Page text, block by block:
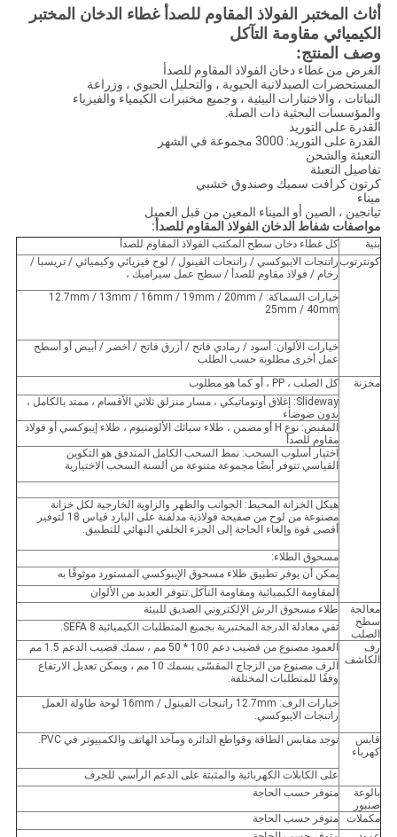
أثاث المختبر الفولاذ المقاوم للصدأ غطاء الدخان المختبر
الكيميائي مقاومة التآكل
وصف المنتج:
الغرض من غطاء دخان الفولاذ المقاوم للصدأ
المستحضرات الصيدلانية الحيوية ، والتحليل الحيوي ، وزراعة
النباتات ، والاختبارات البيئية ، وجميع مختبرات الكيمياء والفيزياء
والمؤسسات البحثية ذات الصلة.
القدرة على التوريد
القدرة على التوريد: 3000 مجموعة في الشهر
التعبئة والشحن
تفاصيل التعبئة
كرتون كرافت سميك وصندوق خشبي
ميناء
تيانجين ، الصين أو الميناء المعين من قبل العميل
مواصفات شفاط الدخان الفولاذ المقاوم للصدأ:
بنية
كل غطاء دخان سطح المكتب الفولاذ المقاوم للصدأ
كونترتوبراتنجات الايبوكسي / راتنجات الفينول / لوح فيزيائي وكيميائي / تريسبا /
رخام / فولاذ مقاوم للصدأ / سطح عمل سيراميك ،
خيارات السماكة: 12.7mm / 13mm / 16mm / 19mm / 20mm /
25mm / 40mm
خيارات الألوان: أسود / رمادي فاتح / أزرق فاتح / أخضر / أبيض أو أسطح
عمل أخرى مطلوبة حسب الطلب
مخزنة
كل الصلب ، PP ، أو كما هو مطلوب
Slideway: إغلاق أوتوماتيكي ، مسار منزلق ثلاثي الأقسام ، ممتد بالكامل ،
بدون ضوضاء
المقبض: نوع H أو مضمن ، طلاء سبائك الألومنيوم ، طلاء إيبوكسي أو فولاذ
مقاوم للصدأ
اختيار أسلوب السحب: نمط السحب الكامل المتدفق هو التكوين
القياسي.تتوفر أيضًا مجموعة متنوعة من ألسنة السحب الاختيارية
هيكل الخزانة المحيط: الجوانب والظهر والزاوية الخارجية لكل خزانة
مصنوعة من لوح من صفيحة فولاذية مدلفنة على البارد قياس 18 لتوفير
أقصى قوة وإلغاء الحاجة إلى الجزء الخلفي النهائي للتطبيق.
مسحوق الطلاء:
يمكن أن يوفر تطبيق طلاء مسحوق الإيبوكسي المستورد موثوقًا به
المقاومة الكيميائية ومقاومة التآكل.تتوفر العديد من الألوان
معالجة
سطح
الصلب
طلاء مسحوق الرش الإلكتروني الصديق للبيئة
تفي معادلة الدرجة المختبرية بجميع المتطلبات الكيميائية SEFA 8.
رف
الكاشف
العمود مصنوع من قضيب دعم 100 * 50 مم ، سمك قضيب الدعم 1.5 مم
الرف مصنوع من الزجاج المقسّى بسمك 10 مم ، ويمكن تعديل الارتفاع
وفقًا للمتطلبات المختلفة.
خيارات الرف: 12.7mm راتنجات الفينول / 16mm لوحة طاولة العمل
راتنجات الايبوكسي.
قابس
كهرباء
توجد مقابس الطاقة وقواطع الدائرة ومآخذ الهاتف والكمبيوتر في PVC.
على الكابلات الكهربائية والمثبتة على الدعم الرأسي للجرف
بالوعة
صنبور
متوفر حسب الحاجة
مكملات
متوفر حسب الحاجة